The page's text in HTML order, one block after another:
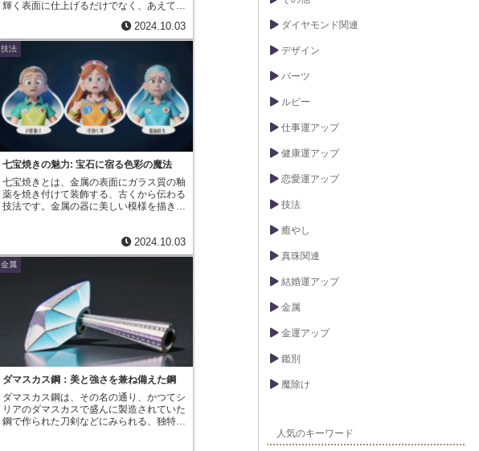
輝く表面に仕上げるだけでなく、あえて表
み出す技法も存在します。数ある技法の中
でも、「サンドブラスト」は、金属をはじ
めとする様々な素材の表面に、細かい粒子
を勢いよく吹き付けることによって、表面
を研磨するという方法で、独特の風合いを
生み出します。この「サンドブラスト」と
いう名前は、かつて研磨剤として砂が使わ
れていたことに由来しています。砂を用い
ることで、金属の表面に細かな傷をつける
ことができ、それが光を乱反射させること
で、つやを抑えた落ち着いた雰囲気を演出
することが可能となります。現代では、研
ましたが、その代わりに、ガラスビーズや
アルミナ、炭化ケイ素など、様々な素材や
気体、空気が用いられるようになりまし
整することで、繊細な模様を描いたり、粗
さの程度を調整したりすることができるた
め、宝飾品以外にも、ガラス工芸や金属加
工など、幅広い分野で応用されています。
2024.10.03
技法
七宝焼きの魅力: 宝石に宿る色彩の魔法
七宝焼きとは、金属の表面にガラス質の釉
薬を焼き付けて装飾する、古くから伝わる
技法です。金属の器に美しい模様を描きた
飾品などの形を作ります。その上に、色と
りどりの粉末状の釉薬を、筆やへらを用い
て丁寧に塗り重ねていきます。釉薬は、金
属とガラスを混ぜ合わせたもので、色ガラ
スを細かく砕いたものや、金属の酸化物な
どを混ぜ合わせて作られます。釉薬を塗り
終えた後、作品は700度から800度の高温
で焼かれます。この高温で釉薬が溶けてガ
ラス質となり、金属の表面にしっかりと固
着します。冷却すると、釉薬は独特の光沢
と色合いを放ち、美しい模様が浮かび上が
ります。七宝焼きの最大の特徴は、釉薬の
色の豊富さと、その組み合わせによって生
まれる多彩な表現です。透明感のあるも
の、乳白色のもの、光沢のあるものなど、
釉薬の種類によって様々な表情を見せま
2024.10.03
金属
ダマスカス鋼：美と強さを兼ね備えた鋼
ダマスカス鋼は、その名の通り、かつてシ
リアのダマスカスで盛んに製造されていた
鋼で作られた刀剣などにみられる、独特の
ダイヤモンド関連
デザイン
パーツ
ルビー
仕事運アップ
健康運アップ
恋愛運アップ
技法
癒やし
真珠関連
結婚運アップ
金属
金運アップ
鑑別
魔除け
人気のキーワード